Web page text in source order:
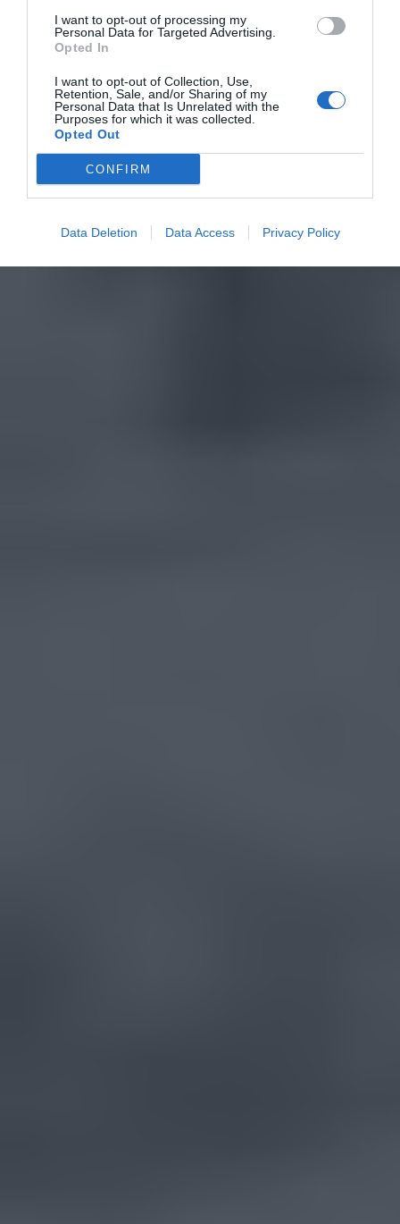
I want to opt-out of processing my
Personal Data for Targeted Advertising.
Opted In
I want to opt-out of Collection, Use,
Retention, Sale, and/or Sharing of my
Personal Data that Is Unrelated with the
Purposes for which it was collected.
Opted Out
CONFIRM
Data Deletion Data Access Privacy Policy